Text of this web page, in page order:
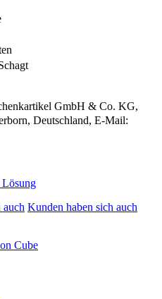
GmbH & Co. KG,
Deutschland, E-Mail:
Kunden haben sich auch
Cube